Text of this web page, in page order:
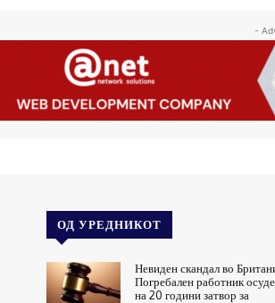
-
ОД УРЕДНИКОТ
Невиден скандал во
Погребален работник
на 20 години затвор за